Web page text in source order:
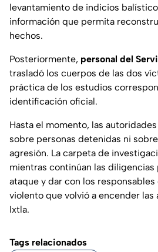
levantamiento de indicios
información que permita
hechos.
Posteriormente, personal del
trasladó los cuerpos de las dos
práctica de los estudios
identificación oficial.
Hasta el momento, las
sobre personas detenidas ni
agresión. La carpeta de
mientras continúan las diligencias
ataque y dar con los
violento que volvió a encender las
Ixtla.
Tags relacionados